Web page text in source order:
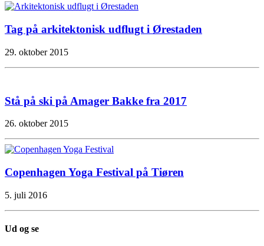
Tag på arkitektonisk udflugt i Ørestaden
29. oktober 2015
Stå på ski på Amager Bakke fra 2017
26. oktober 2015
Copenhagen Yoga Festival på Tiøren
5. juli 2016
Ud og se